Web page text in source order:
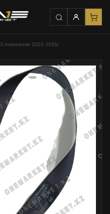
3 поколение 2023-2025/